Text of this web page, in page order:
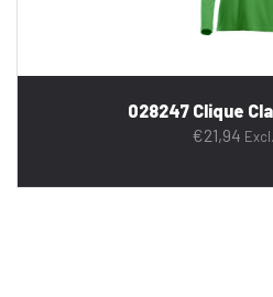
028247 Clique
€21,94